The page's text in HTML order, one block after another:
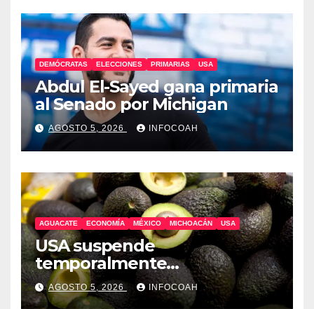
DEMÓCRATAS ELECCIONES PRIMARIAS USA
Abdul El-Sayed gana primaria
al Senado por Michigan
AGOSTO 5, 2026 INFOCOAH
AGUACATE ECONOMÍA MÉXICO MICHOACÁN USA
USA suspende
temporalmente
exportaciones de aguacate
michoacano
AGOSTO 5, 2026 INFOCOAH